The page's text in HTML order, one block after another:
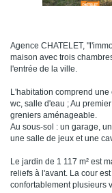
Agence CHATELET,
maison avec trois
l'entrée de la ville.
L'habitation comprend
wc, salle d'eau ; Au
greniers aménageable.
Au sous-sol : un garage,
une salle de jeux et une
Le jardin de 1 117 m² est
reliefs à l'avant. La cour
confortablement plusieurs